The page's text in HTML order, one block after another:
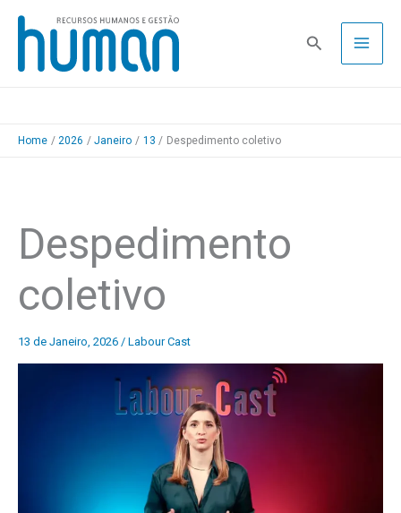
Skip
content
Pesquisa
Home 2026 Janeiro 13 Despedimento coletivo
Despedimento
coletivo
13 de Janeiro, 2026 / Labour Cast